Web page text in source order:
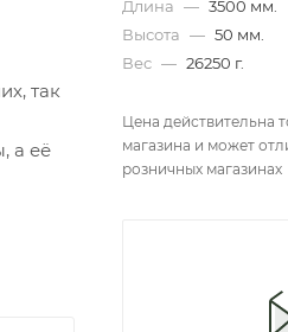
так
а её
Длина — 3500 мм.
Высота — 50 мм.
Вес — 26250 г.
Цена действительна
магазина и может
розничных магазинах